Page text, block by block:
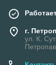
г.
ул. К.